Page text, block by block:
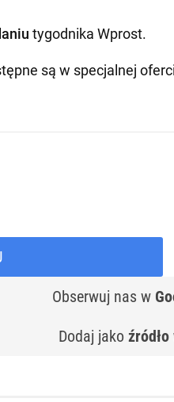
tygodnika Wprost.
są w specjalnej
Obserwuj nas w
Dodaj jako